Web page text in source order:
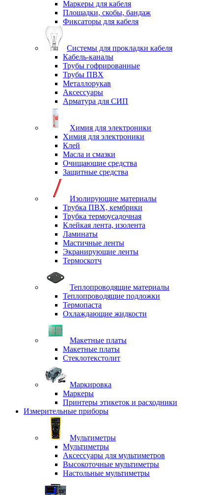
Маркеры для кабеля
Площадки, скобы, бандаж
Фиксаторы для кабеля
Системы для прокладки кабеля
Кабель-каналы
Трубы гофрированные
Трубы ПВХ
Металлорукав
Аксессуары
Арматура для СИП
Химия для электроники
Химия для электроники
Клей
Масла и смазки
Очищающие средства
Защитные средства
Изолирующие материалы
Трубка ПВХ, кембрики
Трубка термоусадочная
Клейкая лента, изолента
Ламинаты
Мастичные ленты
Экранирующие ленты
Термоскотч
Теплопроводящие материалы
Теплопроводящие подложки
Термопаста
Охлаждающие жидкости
Макетные платы
Макетные платы
Стеклотекстолит
Маркировка
Маркеры
Принтеры этикеток и расходники
Измерительные приборы
Мультиметры
Мультиметры
Аксессуары для мультиметров
Высокоточные мультиметры
Настольные мультиметры